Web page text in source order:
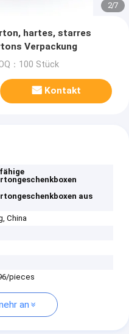
2/7
hartes, starres
Verpackung
：100 Stück
Kontakt
aus
China
pieces
an